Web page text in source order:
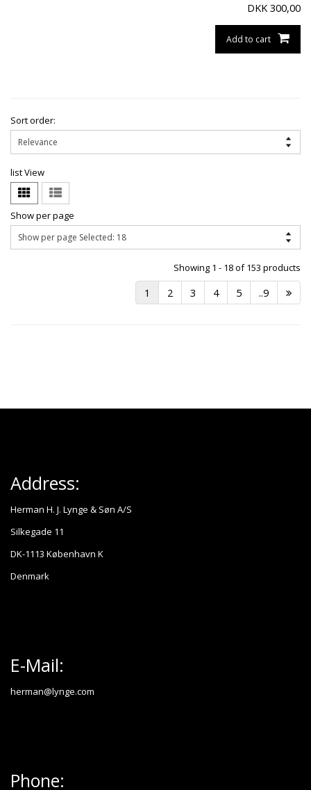
DKK 300,00
Add to cart
Sort order:
list View
Show per page
Showing 1 - 18 of 153 products
1 2 3 4 5 ..9
Address:
Herman H. J. Lynge & Søn A/S
Silkegade 11
DK-1113 København K
Denmark
E-Mail:
herman@lynge.com
Phone: